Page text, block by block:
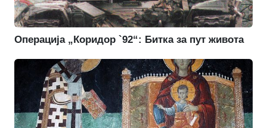
Операција „Коридор `92“: Битка за пут живота